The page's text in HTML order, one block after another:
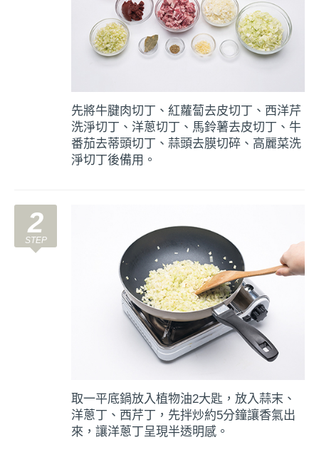
先將牛腱肉切丁、紅蘿蔔去皮切丁、西洋芹
洗淨切丁、洋蔥切丁、馬鈴薯去皮切丁、牛
番茄去蒂頭切丁、蒜頭去膜切碎、高麗菜洗
淨切丁後備用。
2
取一平底鍋放入植物油2大匙，放入蒜末、
洋蔥丁、西芹丁，先拌炒約5分鐘讓香氣出
來，讓洋蔥丁呈現半透明感。